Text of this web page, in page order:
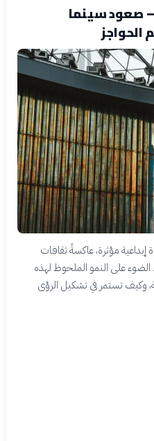
— صعود سينما
إبداعية مؤثرة، عاكسةً ثقافات
الضوء على النمو الملحوظ لهذه
وكيف تستمر في تشكيل الرؤى